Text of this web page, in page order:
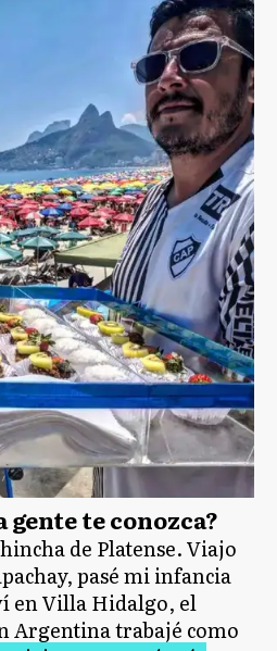
te conozca?
de Platense. Viajo
pasé mi infancia
en Villa Hidalgo, el
Argentina trabajé como